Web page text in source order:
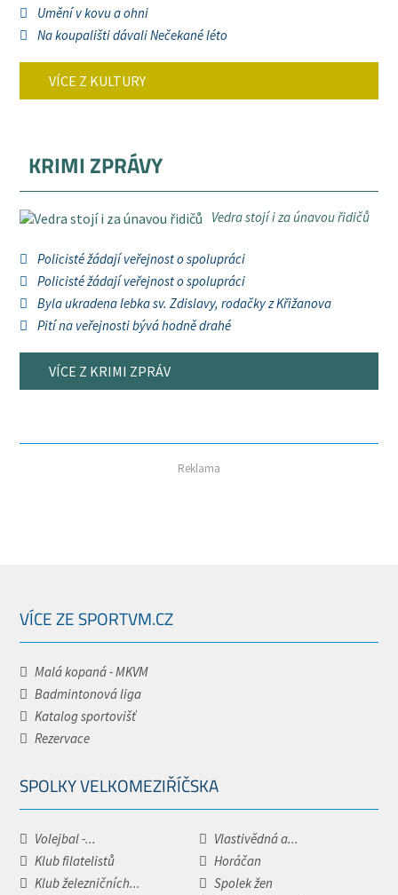
Umění v kovu a ohni
Na koupališti dávali Nečekané léto
VÍCE Z KULTURY
KRIMI ZPRÁVY
Vedra stojí i za únavou řidičů
Policisté žádají veřejnost o spolupráci
Policisté žádají veřejnost o spolupráci
Byla ukradena lebka sv. Zdislavy, rodačky z Křižanova
Pití na veřejnosti bývá hodně drahé
VÍCE Z KRIMI ZPRÁV
Reklama
VÍCE ZE SPORTVM.CZ
Malá kopaná - MKVM
Badmintonová liga
Katalog sportovišť
Rezervace
SPOLKY VELKOMEZIŘÍČSKA
Volejbal -...
Vlastivědná a...
Klub filatelistů
Horáčan
Klub železničních...
Spolek žen